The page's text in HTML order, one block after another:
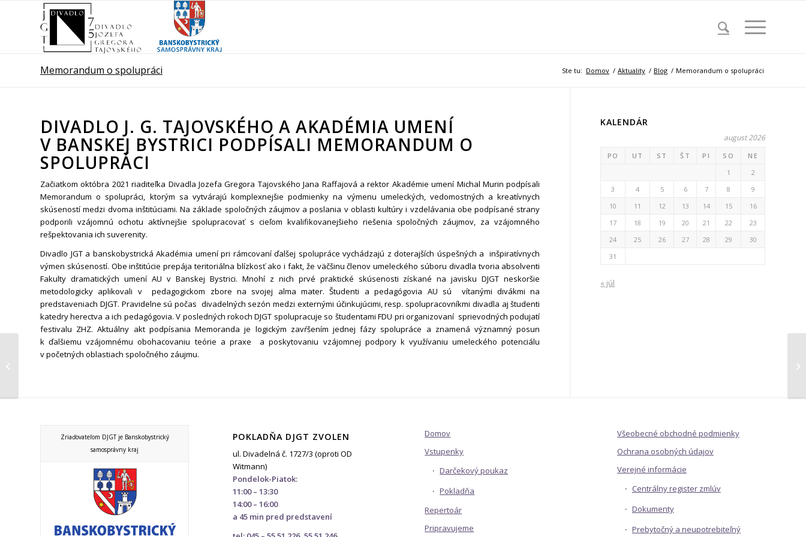
Memorandum o spolupráci Ste tu: Domov / Aktuality / Blog / Memorandum o spolupráci
DIVADLO J. G. TAJOVSKÉHO A AKADÉMIA UMENÍ
V BANSKEJ BYSTRICI PODPÍSALI MEMORANDUM O
SPOLUPRÁCI
Začiatkom októbra 2021 riaditeľka Divadla Jozefa Gregora Tajovského Jana Raffajová a rektor Akadémie umení Michal Murin podpísali
Memorandum o spolupráci, ktorým sa vytvárajú komplexnejšie podmienky na výmenu umeleckých, vedomostných a kreatívnych
skúseností medzi dvoma inštitúciami. Na základe spoločných záujmov a poslania v oblasti kultúry i vzdelávania obe podpísané strany
podporili vzájomnú ochotu aktívnejšie spolupracovať s cieľom kvalifikovanejšieho riešenia spoločných záujmov, za vzájomného
rešpektovania ich suverenity.
Divadlo JGT a banskobystrická Akadémia umení pri rámcovaní ďalšej spolupráce vychádzajú z doterajších úspešných a inšpiratívnych
výmen skúseností. Obe inštitúcie prepája teritoriálna blízkosť ako i fakt, že väčšinu členov umeleckého súboru divadla tvoria absolventi
Fakulty dramatických umení AU v Banskej Bystrici. Mnohí z nich prvé praktické skúsenosti získané na javisku DJGT neskoršie
metodologicky aplikovali v pedagogickom zbore na svojej alma mater. Študenti a pedagógovia AU sú vítanými divákmi na
predstaveniach DJGT. Pravidelne sú počas divadelných sezón medzi externými účinkujúcimi, resp. spolupracovníkmi divadla aj študenti
katedry herectva a ich pedagógovia. V posledných rokoch DJGT spolupracuje so študentami FDU pri organizovaní sprievodných podujatí
festivalu ZHZ. Aktuálny akt podpísania Memoranda je logickým zavŕšením jednej fázy spolupráce a znamená významný posun
k ďalšiemu vzájomnému obohacovaniu teórie a praxe a poskytovaniu vzájomnej podpory k využívaniu umeleckého potenciálu
v početných oblastiach spoločného záujmu.
KALENDÁR
august 2026
PO UT ST ŠT PI SO
NE
1
2
3
4 5 6 7 8
9
10
11 12 13 14 15
16
17
18 19 20 21 22
23
24
25 26 27 28 29
30
31
« júl
Zriaďovateľom DJGT je Banskobystrický
samosprávny kraj
POKLADŇA DJGT ZVOLEN
ul. Divadelná č. 1727/3 (oproti OD
Witmann)
Pondelok-Piatok:
11:00 – 13:30
14:00 – 16:00
a 45 min pred predstavení
Domov
Vstupenky
Darčekový poukaz
Pokladňa
Repertoár
Pripravujeme
Všeobecné obchodné podmienky
Ochrana osobných údajov
Verejné informácie
Centrálny register zmlúv
Dokumenty
Prebytočný a neupotrebiteľný